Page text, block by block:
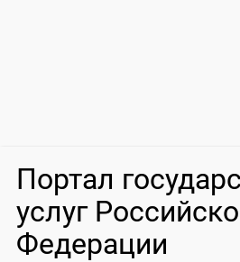
Портал
услуг
Федерации